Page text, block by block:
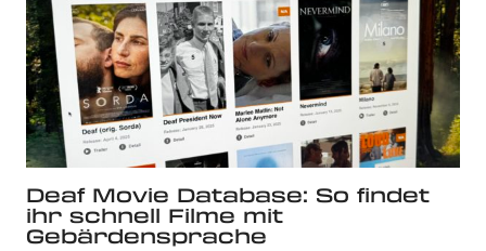
Deaf Movie Database: So findet
ihr schnell Filme mit
Gebärdensprache